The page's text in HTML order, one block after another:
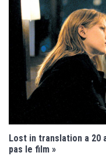
Lost in translation a 20
pas le film »